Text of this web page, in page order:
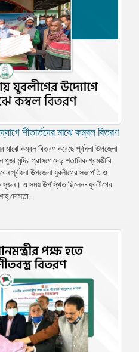
শীতার্তদের মাঝে কম্বল বিতরণ
মাঝে কম্বল বিতরণ করেছে পূর্বধলা উপজেলা
মন্দির প্রাঙ্গণে দেড় শতাধিক শ্রমজীবি
পূর্বধলা উপজেলা যুবলীগের সভাপতি ও
সুজন। এ সময় উপস্থিত ছিলেন- যুবলীগের
মোস্তা...